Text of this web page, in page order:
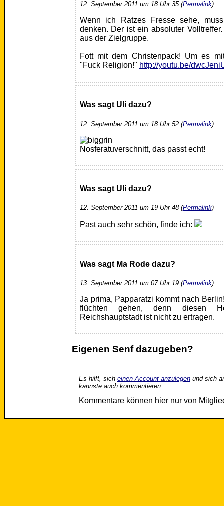
12. September 2011 um 18 Uhr 35 (Permalink)
Wenn ich Ratzes Fresse sehe,
denken. Der ist ein absoluter
aus der Zielgruppe.
Fott mit dem Christenpack! Um es
"Fuck Religion!" http://youtu.be/
Was sagt Uli dazu?
12. September 2011 um 18 Uhr 52 (Permalink)
Nosferatuverschnitt, das passt echt!
Was sagt Uli dazu?
12. September 2011 um 19 Uhr 48 (Permalink)
Past auch sehr schön, finde ich:
Was sagt Ma Rode dazu?
13. September 2011 um 07 Uhr 19 (Permalink)
Ja prima, Papparatzi kommt nach
flüchten gehen, denn diesen
Reichshauptstadt ist nicht zu ertragen.
Eigenen Senf dazugeben?
Es hilft, sich einen Account anzulegenund sich
kannste auch kommentieren.
Kommentare können hier nur von